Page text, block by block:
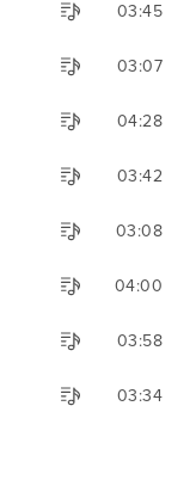
03:45
03:07
04:28
03:42
03:08
04:00
03:58
03:34